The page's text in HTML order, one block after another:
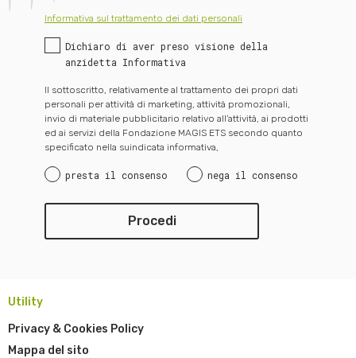
Informativa sul trattamento dei dati personali
Dichiaro di aver preso visione della
anzidetta Informativa
Il sottoscritto, relativamente al trattamento dei propri dati
personali per attività di marketing, attività promozionali,
invio di materiale pubblicitario relativo all’attività, ai prodotti
ed ai servizi della Fondazione MAGIS ETS secondo quanto
specificato nella suindicata informativa,
presta il consenso nega il consenso
Utility
Privacy & Cookies Policy
Mappa del sito